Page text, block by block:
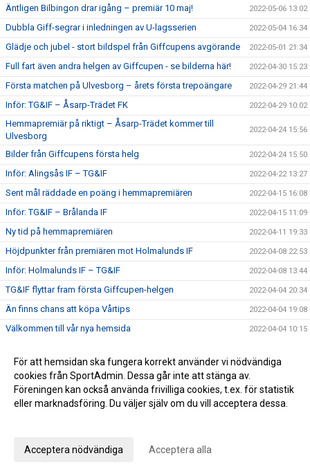
Äntligen Bilbingon drar igång – premiär 10 maj! 2022-05-06 13:02
Dubbla Giff-segrar i inledningen av U-lagsserien 2022-05-04 16:34
Glädje och jubel - stort bildspel från Giffcupens avgörande 2022-05-01 21:34
Full fart även andra helgen av Giffcupen - se bilderna här! 2022-04-30 15:23
Första matchen på Ulvesborg – årets första trepoängare 2022-04-29 21:44
Inför: TG&IF – Åsarp-Trädet FK 2022-04-29 10:02
Hemmapremiär på riktigt – Åsarp-Trädet kommer till
Ulvesborg
2022-04-24 15:56
Bilder från Giffcupens första helg 2022-04-24 15:50
Inför: Alingsås IF – TG&IF 2022-04-22 13:27
Sent mål räddade en poäng i hemmapremiären 2022-04-15 16:08
Inför: TG&IF – Brålanda IF 2022-04-15 11:09
Ny tid på hemmapremiären 2022-04-11 19:33
Höjdpunkter från premiären mot Holmalunds IF 2022-04-08 22:53
Inför: Holmalunds IF – TG&IF 2022-04-08 13:44
TG&IF flyttar fram första Giffcupen-helgen 2022-04-04 20:34
Än finns chans att köpa Vårtips 2022-04-04 19:08
Välkommen till vår nya hemsida 2022-04-04 10:15
Bra årspremiär av juniorlaget mot Folkabo 2022-03-24 16:48
INFO Nya huvudentrèn 2022-03-24 12:27
Entrèn 2022-03-15 08:41
Inför: TG&IF – IK Gauthiod (träningsmatch)
För att hemsidan ska fungera korrekt använder vi nödvändiga
cookies från SportAdmin. Dessa går inte att stänga av.
Föreningen kan också använda frivilliga cookies, t.ex. för statistik
eller marknadsföring. Du väljer själv om du vill acceptera dessa.
Acceptera nödvändiga Acceptera alla